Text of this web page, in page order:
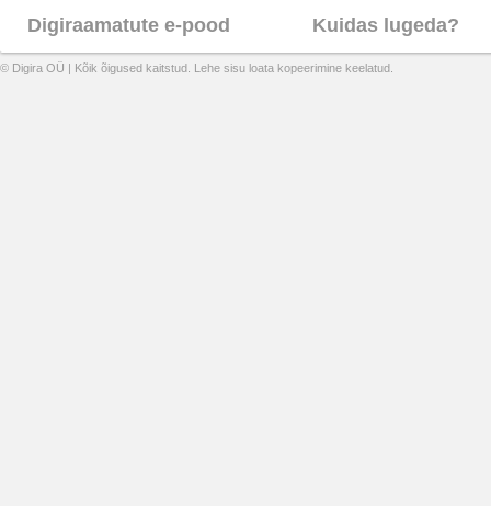
Digiraamatute e-pood Kuidas lugeda?
© Digira OÜ | Kõik õigused kaitstud. Lehe sisu loata kopeerimine keelatud.